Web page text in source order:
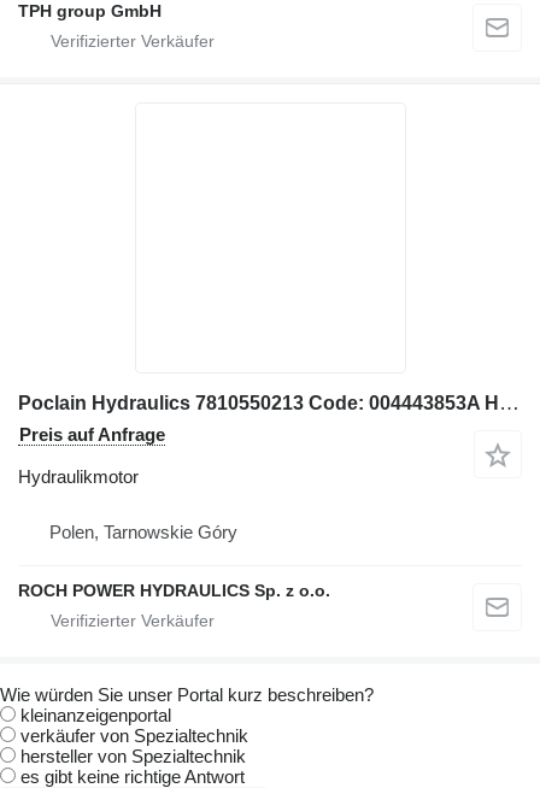
TPH group GmbH
Poclain Hydraulics 7810550213 Code: 004443853A Hydraulikmotor für Bagger
Preis auf Anfrage
Hydraulikmotor
Polen, Tarnowskie Góry
ROCH POWER HYDRAULICS Sp. z o.o.
Wie würden Sie unser Portal kurz beschreiben?
kleinanzeigenportal
verkäufer von Spezialtechnik
hersteller von Spezialtechnik
es gibt keine richtige Antwort